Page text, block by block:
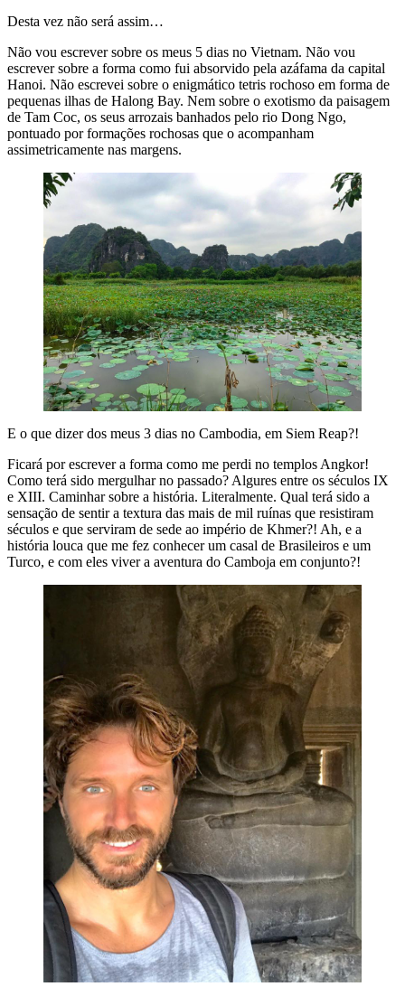
Desta vez não será assim…
Não vou escrever sobre os meus 5 dias no Vietnam. Não vou
escrever sobre a forma como fui absorvido pela azáfama da capital
Hanoi. Não escrevei sobre o enigmático tetris rochoso em forma de
pequenas ilhas de Halong Bay. Nem sobre o exotismo da paisagem
de Tam Coc, os seus arrozais banhados pelo rio Dong Ngo,
pontuado por formações rochosas que o acompanham
assimetricamente nas margens.
E o que dizer dos meus 3 dias no Cambodia, em Siem Reap?!
Ficará por escrever a forma como me perdi no templos Angkor!
Como terá sido mergulhar no passado? Algures entre os séculos IX
e XIII. Caminhar sobre a história. Literalmente. Qual terá sido a
sensação de sentir a textura das mais de mil ruínas que resistiram
séculos e que serviram de sede ao império de Khmer?! Ah, e a
história louca que me fez conhecer um casal de Brasileiros e um
Turco, e com eles viver a aventura do Camboja em conjunto?!